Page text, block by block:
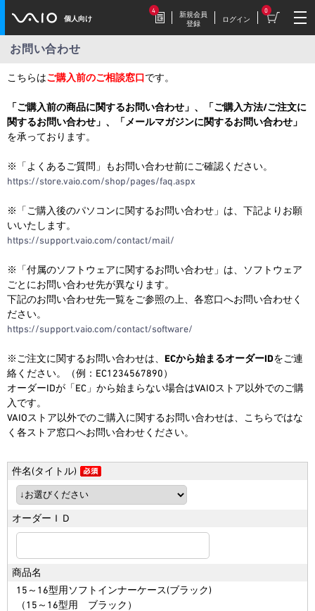
個人向け
4
2026.7.17
豪華特典付き！
特別価格の【VAIO F16 (VJF1618)】169,800円
（税込）
2026.7.9
【VAIOストア限定】トイ・スト
VAIO F16/F14に、トイ・ストーリーモデル
2026.7.9
毎週木曜更新！
今週だけの特別価格！VAIOストア WEEKLY
2026.6.18
【期間限定】アウトレットセー
ル！
今だけさらにお得なOUTLET SALE！
※2026/8/31（月）午前9:59まで
新規会員
登録
ログイン
0
お問い合わせ
こちらはご購入前のご相談窓口です。
「ご購入前の商品に関するお問い合わせ」、「ご購入方法/ご注文に
関するお問い合わせ」、「メールマガジンに関するお問い合わせ」
を承っております。
※「よくあるご質問」もお問い合わせ前にご確認ください。
https://store.vaio.com/shop/pages/faq.aspx
※「ご購入後のパソコンに関するお問い合わせ」は、下記よりお願
いいたします。
https://support.vaio.com/contact/mail/
※「付属のソフトウェアに関するお問い合わせ」は、ソフトウェア
ごとにお問い合わせ先が異なります。
下記のお問い合わせ先一覧をご参照の上、各窓口へお問い合わせく
ださい。
https://support.vaio.com/contact/software/
※ご注文に関するお問い合わせは、 ECから始まるオーダーIDをご連
絡ください。（例：EC1234567890）
オーダーIDが「EC」から始まらない場合はVAIOストア以外でのご購
入です。
VAIOストア以外でのご購入に関するお問い合わせは、こちらではな
く各ストア窓口へお問い合わせください。
件名(タイトル)
オーダーＩＤ
商品名
15～16型用ソフトインナーケース(ブラック)
（15～16型用 ブラック）